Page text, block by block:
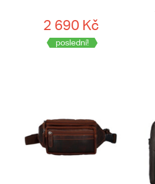
2 690 Kč
poslední!